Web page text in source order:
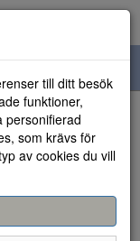
till ditt besök
funktioner,
personifierad
som krävs för
av cookies du vill